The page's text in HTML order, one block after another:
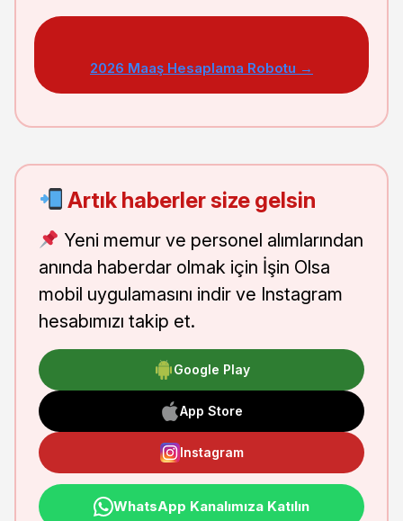
2026 Maaş Hesaplama Robotu →
Artık haberler size gelsin
Yeni memur ve personel alımlarından
anında haberdar olmak için İşin Olsa
mobil uygulamasını indir ve Instagram
hesabımızı takip et.
Google Play
App Store
Instagram
WhatsApp Kanalımıza Katılın